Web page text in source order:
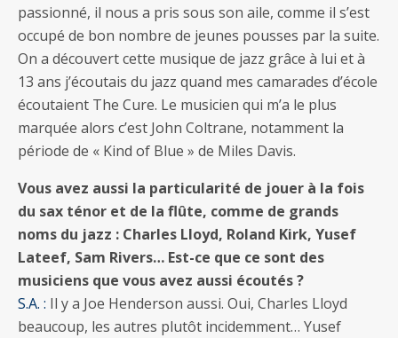
passionné, il nous a pris sous son aile, comme il s’est
occupé de bon nombre de jeunes pousses par la suite.
On a découvert cette musique de jazz grâce à lui et à
13 ans j’écoutais du jazz quand mes camarades d’école
écoutaient The Cure. Le musicien qui m’a le plus
marquée alors c’est John Coltrane, notamment la
période de « Kind of Blue » de Miles Davis.
Vous avez aussi la particularité de jouer à la fois
du sax ténor et de la flûte, comme de grands
noms du jazz : Charles Lloyd, Roland Kirk, Yusef
Lateef, Sam Rivers… Est-ce que ce sont des
musiciens que vous avez aussi écoutés ?
S.A. : Il y a Joe Henderson aussi. Oui, Charles Lloyd
beaucoup, les autres plutôt incidemment… Yusef